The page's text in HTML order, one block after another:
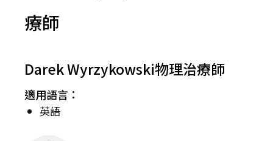
療師
Darek Wyrzykowski物理治療師
適用語言：
英語